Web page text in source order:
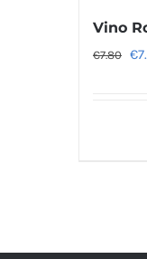
Vino
€7.80 Il
€